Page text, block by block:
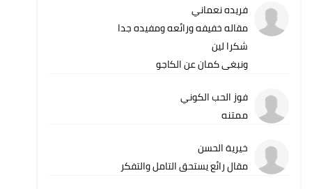
فريده نعماني
مقاله خفيفه ورائعه ومفيده جدا
شكرا لين
ونبغى كمان عن الكاجو
فوز الحب الكوني
ممتنه
خيرية الحسن
مقال رائع يستحق التامل والتفكر